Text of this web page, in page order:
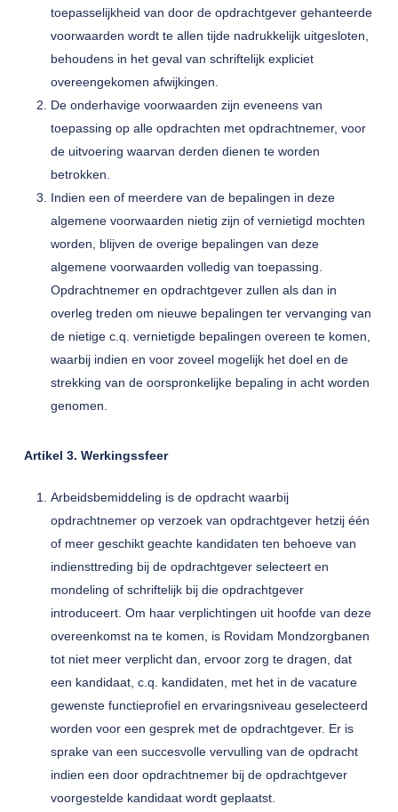
toepasselijkheid van door de opdrachtgever gehanteerde
voorwaarden wordt te allen tijde nadrukkelijk uitgesloten,
behoudens in het geval van schriftelijk expliciet
overeengekomen afwijkingen.
De onderhavige voorwaarden zijn eveneens van
toepassing op alle opdrachten met opdrachtnemer, voor
de uitvoering waarvan derden dienen te worden
betrokken.
Indien een of meerdere van de bepalingen in deze
algemene voorwaarden nietig zijn of vernietigd mochten
worden, blijven de overige bepalingen van deze
algemene voorwaarden volledig van toepassing.
Opdrachtnemer en opdrachtgever zullen als dan in
overleg treden om nieuwe bepalingen ter vervanging van
de nietige c.q. vernietigde bepalingen overeen te komen,
waarbij indien en voor zoveel mogelijk het doel en de
strekking van de oorspronkelijke bepaling in acht worden
genomen.
Artikel 3. Werkingssfeer
Arbeidsbemiddeling is de opdracht waarbij
opdrachtnemer op verzoek van opdrachtgever hetzij één
of meer geschikt geachte kandidaten ten behoeve van
indiensttreding bij de opdrachtgever selecteert en
mondeling of schriftelijk bij die opdrachtgever
introduceert. Om haar verplichtingen uit hoofde van deze
overeenkomst na te komen, is Rovidam Mondzorgbanen
tot niet meer verplicht dan, ervoor zorg te dragen, dat
een kandidaat, c.q. kandidaten, met het in de vacature
gewenste functieprofiel en ervaringsniveau geselecteerd
worden voor een gesprek met de opdrachtgever. Er is
sprake van een succesvolle vervulling van de opdracht
indien een door opdrachtnemer bij de opdrachtgever
voorgestelde kandidaat wordt geplaatst.